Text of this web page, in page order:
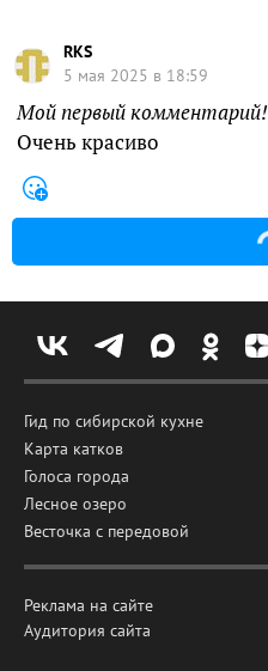
RKS
5 мая 2025 в 18:59
Мой первый комментарий!
Очень красиво
Гид по сибирской кухне
Карта катков
Голоса города
Лесное озеро
Весточка с передовой
Реклама на сайте
Аудитория сайта